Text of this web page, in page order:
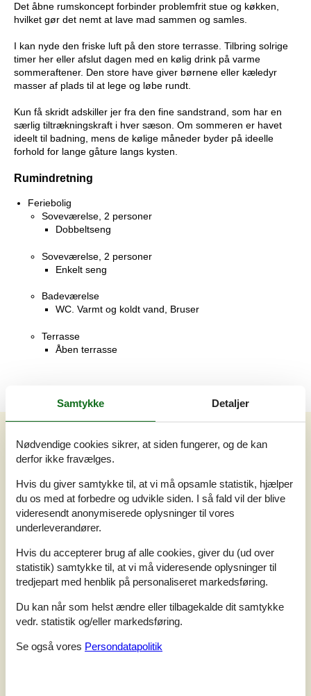
Det åbne rumskoncept forbinder problemfrit stue og køkken,
hvilket gør det nemt at lave mad sammen og samles.
I kan nyde den friske luft på den store terrasse. Tilbring solrige
timer her eller afslut dagen med en kølig drink på varme
sommeraftener. Den store have giver børnene eller kæledyr
masser af plads til at lege og løbe rundt.
Kun få skridt adskiller jer fra den fine sandstrand, som har en
særlig tiltrækningskraft i hver sæson. Om sommeren er havet
ideelt til badning, mens de kølige måneder byder på ideelle
forhold for lange gåture langs kysten.
Rumindretning
Feriebolig
Soveværelse, 2 personer
Dobbeltseng
Soveværelse, 2 personer
Enkelt seng
Badeværelse
WC. Varmt og koldt vand, Bruser
Terrasse
Åben terrasse
2,0
Sidste vurdering fra d. 29-07-2023
4
3
2
1
Kommentarer
1 vurdering har kommentar på dansk.
Samtykke Detaljer
Nødvendige cookies sikrer, at siden fungerer, og de kan
derfor ikke fravælges.
Hvis du giver samtykke til, at vi må opsamle statistik, hjælper
du os med at forbedre og udvikle siden. I så fald vil der blive
videresendt anonymiserede oplysninger til vores
underleverandører.
Hvis du accepterer brug af alle cookies, giver du (ud over
statistik) samtykke til, at vi må videresende oplysninger til
tredjepart med henblik på personaliseret markedsføring.
Du kan når som helst ændre eller tilbagekalde dit samtykke
vedr. statistik og/eller markedsføring.
Se også vores Persondatapolitik